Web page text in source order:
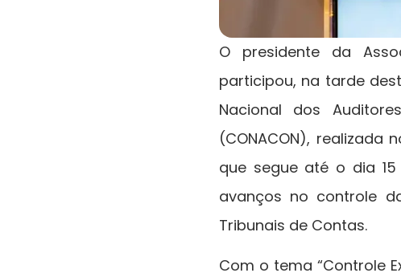
O presidente da
participou, na tarde
Nacional dos
(CONACON), realizada
que segue até o dia
avanços no controle
Tribunais de Contas.
Com o tema “Controle